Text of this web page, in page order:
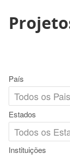
País
Estados
Instituições